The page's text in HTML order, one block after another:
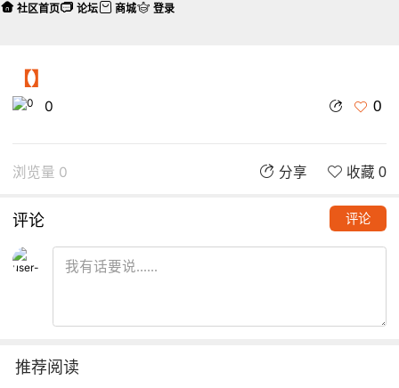
【】
0 0
浏览量 0 分享 收藏 0
评论 评论
推荐阅读
社区首页 论坛 商城 登录